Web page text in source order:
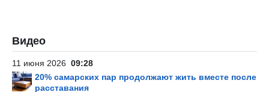
Видео
11 июня 2026 09:28
20% самарских пар продолжают жить вместе после
расставания